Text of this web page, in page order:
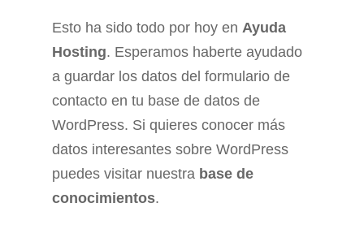
Esto ha sido todo por hoy en Ayuda
Hosting. Esperamos haberte ayudado
a guardar los datos del formulario de
contacto en tu base de datos de
WordPress. Si quieres conocer más
datos interesantes sobre WordPress
puedes visitar nuestra base de
conocimientos.